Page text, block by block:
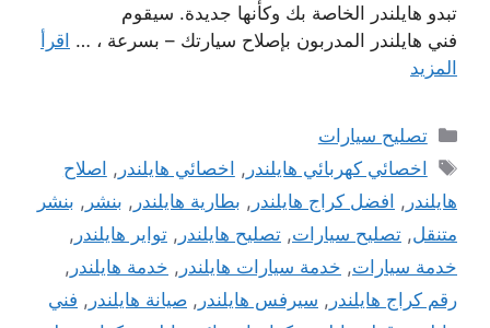
تبدو هايلندر الخاصة بك وكأنها جديدة. سيقوم
فني هايلندر المدربون بإصلاح سيارتك – بسرعة ، … اقرأ
المزيد
التصنيفات
تصليح سيارات
الوسوم
اخصائي كهربائي هايلندر , اخصائي هايلندر , اصلاح
هايلندر , افضل كراج هايلندر , بطارية هايلندر , بنشر , بنشر
متنقل, تصليح سيارات, تصليح هايلندر , تواير هايلندر ,
خدمة سيارات, خدمة سيارات هايلندر , خدمة هايلندر ,
رقم كراج هايلندر , سيرفس هايلندر , صيانة هايلندر , فني